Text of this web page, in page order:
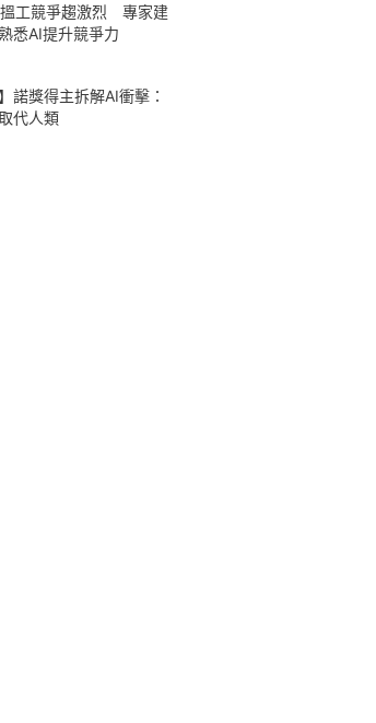
工競爭趨激烈 專家建
悉AI提升競爭力
諾獎得主拆解AI衝擊：
代人類